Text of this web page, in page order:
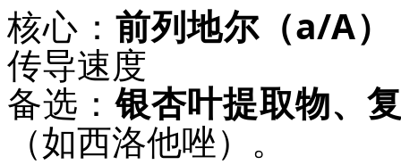
核心： 前列地尔（a/A）
传导速度
备选：银杏叶提取物、
（如西洛他唑）。